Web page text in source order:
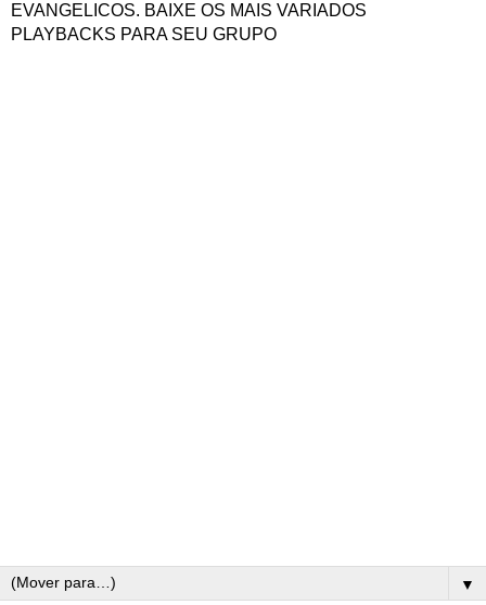
EVANGELICOS. BAIXE OS MAIS VARIADOS
PLAYBACKS PARA SEU GRUPO
▼